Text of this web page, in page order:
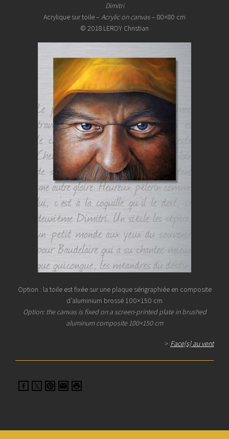
Dimitri
Acrylique sur toile – Acrylic on canvas– 80×80 cm
© 2018 LEROY Christian
Option : la toile est fixée sur une plaque sérigraphiée en composite
d’aluminium brossé 100×150 cm
Option: the canvas is fixed on a screen-printed plate in brushed
aluminum composite 100×150 cm
> Face[s] au vent